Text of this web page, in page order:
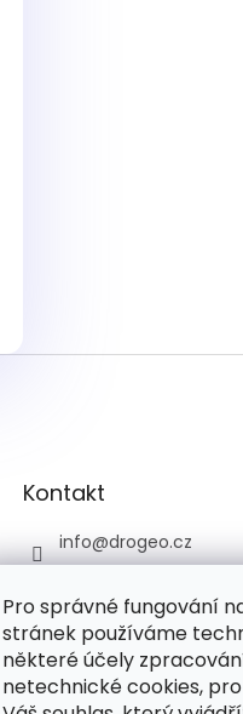
Pro správné fungování
stránek používáme
některé účely
netechnické cookies,
Kontakt
info@drogeo.cz
+420 607 058 258 (v
pracovní dny 08:00-1
6:00)
drogeocz